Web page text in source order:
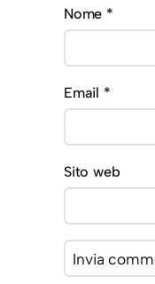
Nome *
Email *
Sito web